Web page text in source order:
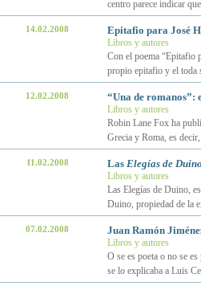
centro parece indicar
14.02.2008 Epitafio para José
Libros y autores
Con el poema “Epitafio
propio epitafio y el toda
12.02.2008 “Una de romanos”:
Libros y autores
Robin Lane Fox ha
Grecia y Roma, es
11.02.2008 Las Elegías de
Libros y autores
Las Elegías de Duino,
Duino, propiedad de la
07.02.2008 Juan Ramón
Libros y autores
O se es poeta o no se
se lo explicaba a Luis